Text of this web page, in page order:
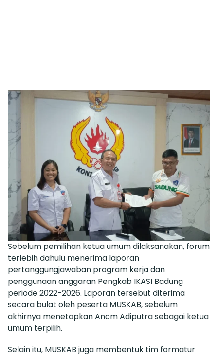
Sebelum pemilihan ketua umum dilaksanakan, forum
terlebih dahulu menerima laporan
pertanggungjawaban program kerja dan
penggunaan anggaran Pengkab IKASI Badung
periode 2022-2026. Laporan tersebut diterima
secara bulat oleh peserta MUSKAB, sebelum
akhirnya menetapkan Anom Adiputra sebagai ketua
umum terpilih.
Selain itu, MUSKAB juga membentuk tim formatur